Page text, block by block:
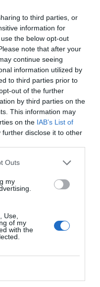
to third parties, or
information for
the below opt-out
note that after your
continue seeing
information utilized by
to third parties prior to
out of the further
by third parties on the
This information may
on the IAB’s List of
further disclose it to other
Outs
my
Use,
of my
with the
να δώσει.
τα καταφέρνει.
δεν μπορούν να
δύναμη. Να
μιλούν για
να σε
μου υγεία κ χαρά
η
σταματήσει
πες του "δεν